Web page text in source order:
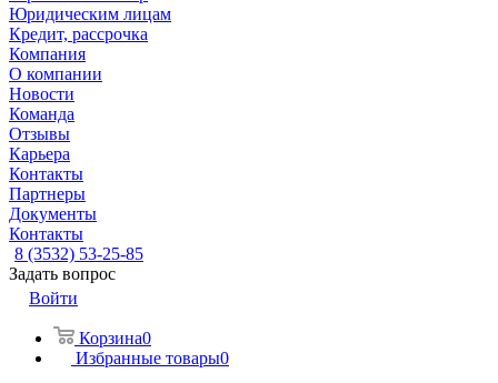
Юридическим лицам
Кредит, рассрочка
Компания
О компании
Новости
Команда
Отзывы
Карьера
Контакты
Партнеры
Документы
Контакты
8 (3532) 53-25-85
Задать вопрос
Войти
Корзина0
Избранные товары0